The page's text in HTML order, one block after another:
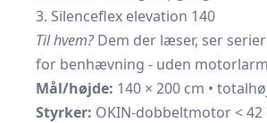
3. Silenceflex elevation 140
Til hvem?Dem der læser, ser
for benhævning - uden
Mål/højde: 140 × 200 cm •
Styrker: OKIN-dobbeltmotor < 42